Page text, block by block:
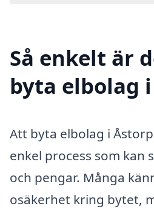
Så enkelt är
byta elbolag
Att byta elbolag i
enkel process som kan
och pengar. Många
osäkerhet kring bytet,